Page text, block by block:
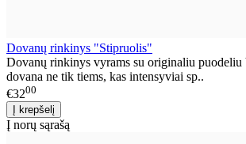
Dovanų rinkinys "Stipruolis"
Dovanų rinkinys vyrams su originaliu puodeliu
dovana ne tik tiems, kas intensyviai sp..
€3200
Į norų sąrašą